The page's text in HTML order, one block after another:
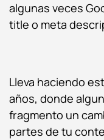
algunas veces
title o meta
Lleva haciendo
años, donde
fragmento un
partes de tu